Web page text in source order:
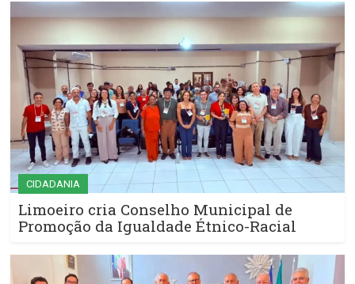
CIDADANIA
Limoeiro cria Conselho Municipal de
Promoção da Igualdade Étnico-Racial